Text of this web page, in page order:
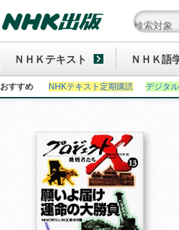
ＮＨＫテキスト ＮＨＫ語
おすすめ NHKテキスト定期購読 デジタ